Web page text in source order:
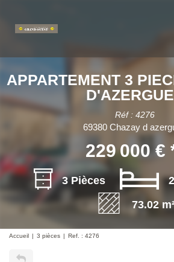
APPARTEMENT 3
Réf : 4276
69380 Chazay d
229 000 €
3 Pièces
73.02
Accueil 3 pièces Ref. : 4276